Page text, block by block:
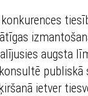
augsta
ietver